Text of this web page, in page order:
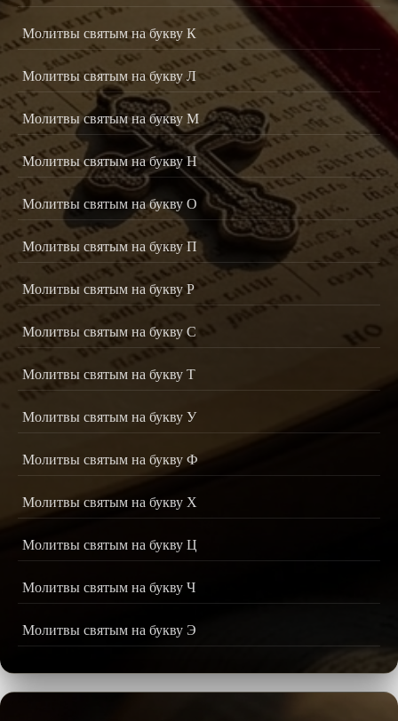
Молитвы святым на букву К
Молитвы святым на букву Л
Молитвы святым на букву М
Молитвы святым на букву Н
Молитвы святым на букву О
Молитвы святым на букву П
Молитвы святым на букву Р
Молитвы святым на букву С
Молитвы святым на букву Т
Молитвы святым на букву У
Молитвы святым на букву Ф
Молитвы святым на букву Х
Молитвы святым на букву Ц
Молитвы святым на букву Ч
Молитвы святым на букву Э